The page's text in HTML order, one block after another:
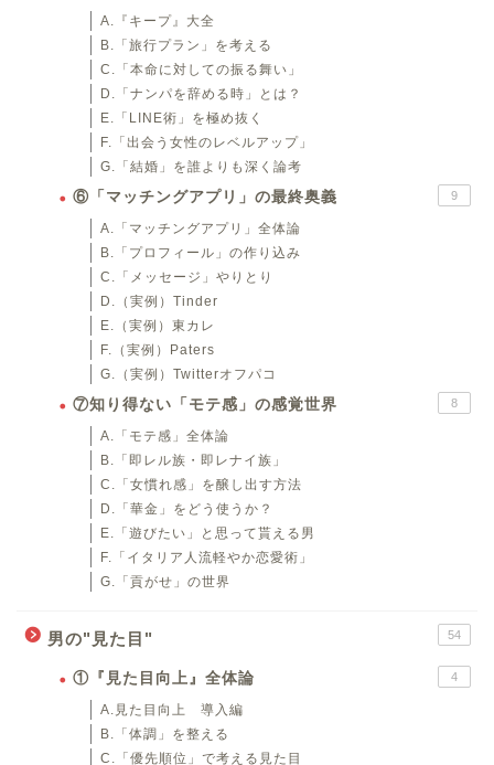
A.『キープ』大全
B.「旅行プラン」を考える
C.「本命に対しての振る舞い」
D.「ナンパを辞める時」とは？
E.「LINE術」を極め抜く
F.「出会う女性のレベルアップ」
G.「結婚」を誰よりも深く論考
⑥「マッチングアプリ」の最終奥義 9
A.「マッチングアプリ」全体論
B.「プロフィール」の作り込み
C.「メッセージ」やりとり
D.（実例）Tinder
E.（実例）東カレ
F.（実例）Paters
G.（実例）Twitterオフパコ
⑦知り得ない「モテ感」の感覚世界 8
A.「モテ感」全体論
B.「即レル族・即レナイ族」
C.「女慣れ感」を醸し出す方法
D.「華金」をどう使うか？
E.「遊びたい」と思って貰える男
F.「イタリア人流軽やか恋愛術」
G.「貢がせ」の世界
男の"見た目" 54
①『見た目向上』全体論 4
A.見た目向上 導入編
B.「体調」を整える
C.「優先順位」で考える見た目